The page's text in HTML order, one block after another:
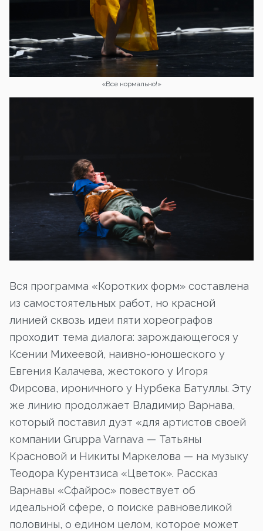
«Все нормально!»
Вся программа «Коротких форм» составлена
из самостоятельных работ, но красной
линией сквозь идеи пяти хореографов
проходит тема диалога: зарождающегося у
Ксении Михеевой, наивно-юношеского у
Евгения Калачева, жестокого у Игоря
Фирсова, ироничного у Нурбека Батуллы. Эту
же линию продолжает Владимир Варнава,
который поставил дуэт «для артистов своей
компании Gruppa Varnava — Татьяны
Красновой и Никиты Маркелова — на музыку
Теодора Курентзиса «Цветок». Рассказ
Варнавы «Сфайрос» повествует об
идеальной сфере, о поиске равновеликой
половины, о едином целом, которое может